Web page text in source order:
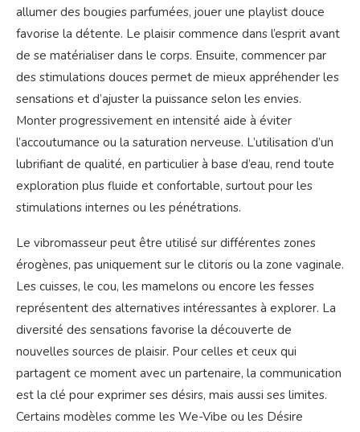
allumer des bougies parfumées, jouer une playlist douce
favorise la détente. Le plaisir commence dans l’esprit avant
de se matérialiser dans le corps. Ensuite, commencer par
des stimulations douces permet de mieux appréhender les
sensations et d’ajuster la puissance selon les envies.
Monter progressivement en intensité aide à éviter
l’accoutumance ou la saturation nerveuse. L’utilisation d’un
lubrifiant de qualité, en particulier à base d’eau, rend toute
exploration plus fluide et confortable, surtout pour les
stimulations internes ou les pénétrations.
Le vibromasseur peut être utilisé sur différentes zones
érogènes, pas uniquement sur le clitoris ou la zone vaginale.
Les cuisses, le cou, les mamelons ou encore les fesses
représentent des alternatives intéressantes à explorer. La
diversité des sensations favorise la découverte de
nouvelles sources de plaisir. Pour celles et ceux qui
partagent ce moment avec un partenaire, la communication
est la clé pour exprimer ses désirs, mais aussi ses limites.
Certains modèles comme les We-Vibe ou les Désire